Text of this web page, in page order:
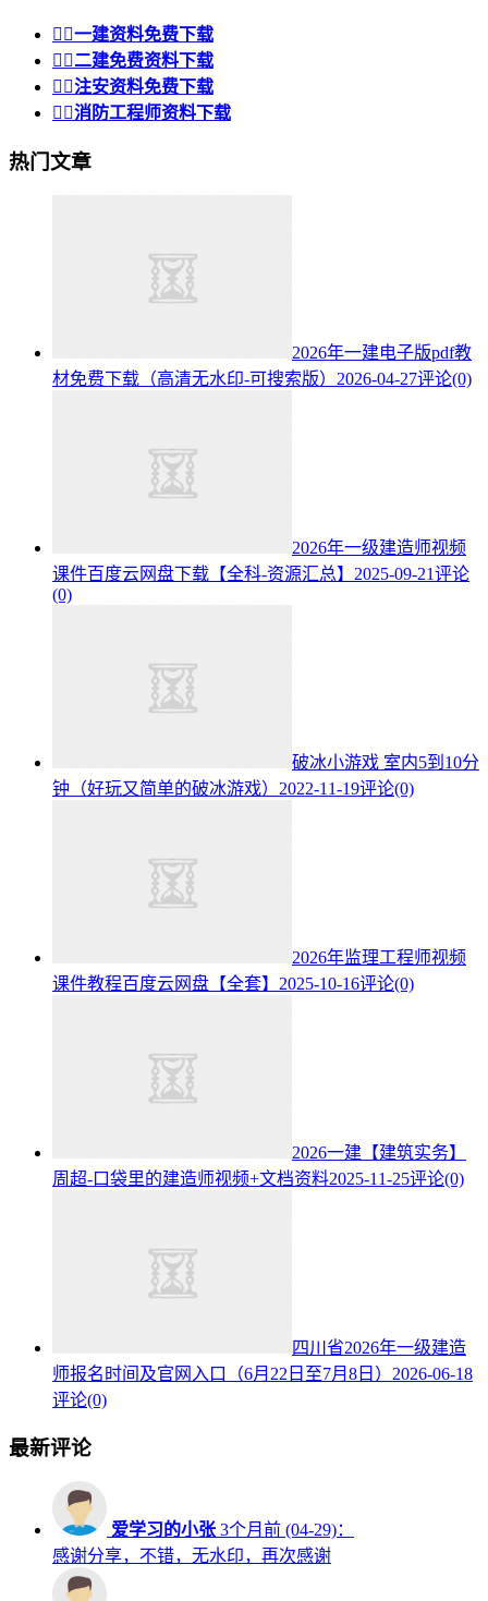
 一建资料免费下载
 二建免费资料下载
 注安资料免费下载
 消防工程师资料下载
热门文章
2026年一建电子版pdf教
材免费下载（高清无水印-可搜索版） 2026-04-27评论(0)
2026年一级建造师视频
课件百度云网盘下载【全科-资源汇总】 2025-09-21评论
(0)
破冰小游戏 室内5到10分
钟（好玩又简单的破冰游戏） 2022-11-19评论(0)
2026年监理工程师视频
课件教程百度云网盘【全套】 2025-10-16评论(0)
2026一建【建筑实务】
周超-口袋里的建造师视频+文档资料2025-11-25评论(0)
四川省2026年一级建造
师报名时间及官网入口（6月22日至7月8日） 2026-06-18
评论(0)
最新评论
爱学习的小张 3个月前 (04-29)：
感谢分享，不错，无水印，再次感谢